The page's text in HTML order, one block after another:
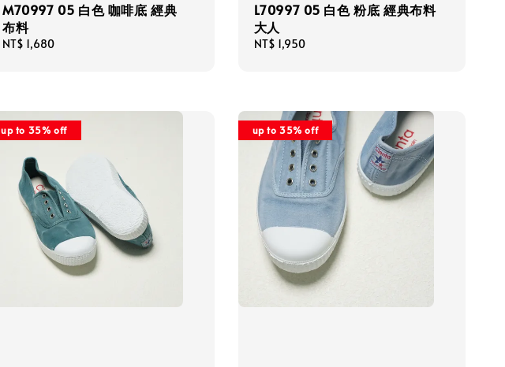
M70997 05 白色 咖啡底 經典
布料
Regular
NT$ 1,680
L70997 05 白色 粉底 經典布料
大人
Regular
NT$ 1,950
up to 35% off up to 35% off